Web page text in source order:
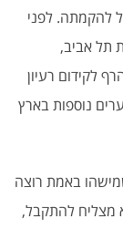
שנה, הוא פועל להקמתה. לפני
הראל (39), תושבת תל אביב,
לקידום רעיון
נוספות בארץ
באמת רוצה
מצליח להתקבל,